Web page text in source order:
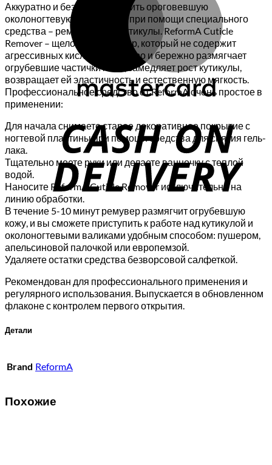
Аккуратно и безопасно удалить ороговевшую
околоногтевую кожу можно при помощи специального
средства – ремувера для кутикулы. ReformA Cuticle
Remover – щелочной ремувер, который не содержит
агрессивных кислот. Он быстро и бережно размягчает
огрубевшие частички кожи, замедляет рост кутикулы,
возвращает ей эластичность и естественную мягкость.
Профессиональное средство от ReformA очень простое в
применении:
Для начала снимаете старое декоративное покрытие с
ногтевой пластины при помощи средства для снятия гель-
лака.
Тщательно моете руки или делаете ванночку с теплой
водой.
Наносите ReformA Cuticle Remover исключительно на
линию обработки.
В течение 5-10 минут ремувер размягчит огрубевшую
кожу, и вы сможете приступить к работе над кутикулой и
околоногтевыми валиками удобным способом: пушером,
апельсиновой палочкой или европемзой.
Удаляете остатки средства безворсовой салфеткой.
Рекомендован для профессионального применения и
регулярного использования. Выпускается в обновленном
флаконе с контролем первого открытия.
Детали
Brand ReformA
Похожие